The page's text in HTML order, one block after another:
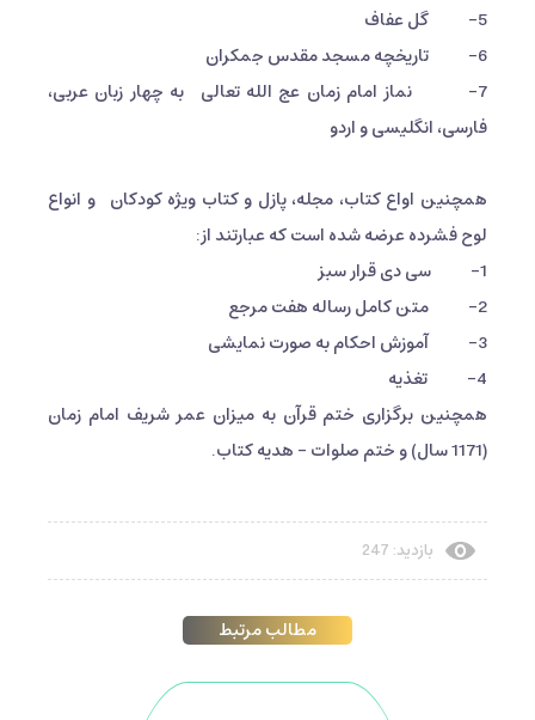
5- گل عفاف
6- تاریخچه مسجد مقدس جمکران
7- نماز امام زمان عج الله تعالی به چهار زبان عربی،
فارسی، انگلیسی و اردو
همچنین اواع کتاب، مجله، پازل و کتاب ویژه کودکان و انواع
لوح فشرده عرضه شده است که عبارتند از:
1- سی دی قرار سبز
2- متن کامل رساله هفت مرجع
3- آموزش احکام به صورت نمایشی
4- تغذیه
همچنین برگزاری ختم قرآن به میزان عمر شریف امام زمان
(1171 سال) و ختم صلوات – هدیه کتاب.
بازدید: 247
مطالب مرتبط